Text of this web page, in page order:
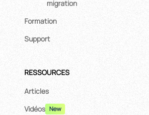
migration
Formation
Support
RESSOURCES
Articles
Vidéos New